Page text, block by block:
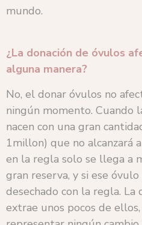
mundo.
¿La donación de óvulos
alguna manera?
No, el donar óvulos no
ningún momento. Cuando
nacen con una gran
1millon) que no alcanzará
en la regla solo se llega a
gran reserva, y si ese
desechado con la regla. La
extrae unos pocos de